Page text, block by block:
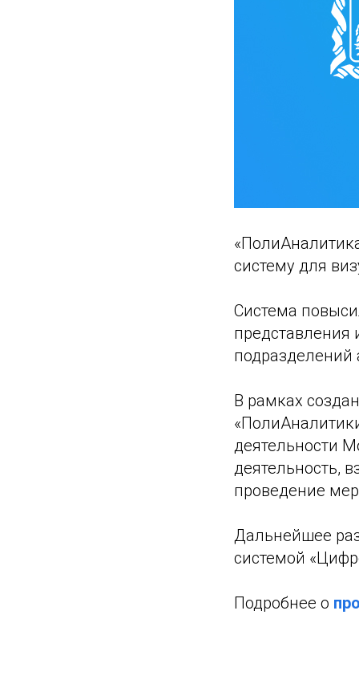
систему для
Система
представления
подразделений
В рамках
деятельности
деятельность,
проведение
Дальнейшее
системой
Подробнее о